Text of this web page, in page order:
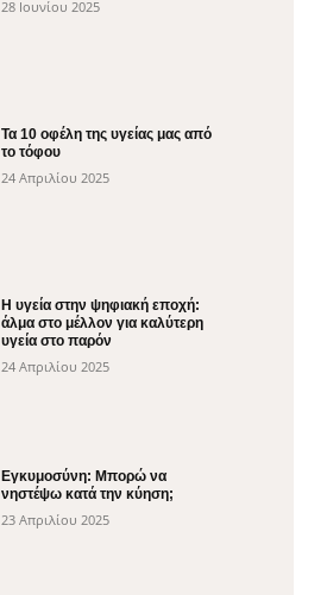
28 Ιουνίου 2025
Τα 10 οφέλη της υγείας μας από
το τόφου
24 Απριλίου 2025
H υγεία στην ψηφιακή εποχή:
άλμα στο μέλλον για καλύτερη
υγεία στο παρόν
24 Απριλίου 2025
Εγκυμοσύνη: Μπορώ να
νηστέψω κατά την κύηση;
23 Απριλίου 2025